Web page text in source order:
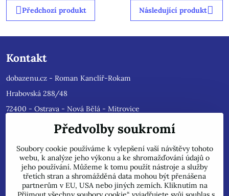
Předchozí produkt Následující produkt
Kontakt
dobazenu.cz - Roman Kanclíř-Rokam
Hrabovská 288/48
72400 - Ostrava - Nová Bělá - Mitrovice
rokam@seznam.cz
(Prosíme nyní dotazy do mailu, ihned
odpovíme, jsme přetíženi). Reklamace prosíme pouze do mailu,
přepošleme výrobci s dalším řešením.
Jsme plátci DPH.
POZOR !!! Jedná se pouze o INTERNETOVÝ PRODEJ, na uvedené
Předvolby soukromí
Soubory cookie používáme k vylepšení vaší návštěvy tohoto
webu, k analýze jeho výkonu a ke shromažďování údajů o
jeho používání. Můžeme k tomu použít nástroje a služby
třetích stran a shromážděná data mohou být přenášena
partnerům v EU, USA nebo jiných zemích. Kliknutím na